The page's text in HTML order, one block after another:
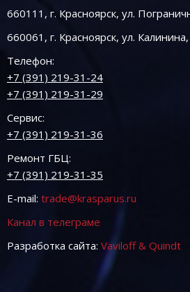
660111, г. Красноярск, ул.
660061, г. Красноярск, ул.
Телефон:
+7 (391) 219-31-24
+7 (391) 219-31-29
Сервис:
+7 (391) 219-31-36
Ремонт ГБЦ:
+7 (391) 219-31-35
E-mail: trade@krasparus.ru
Канал в телеграме
Разработка сайта: Vaviloff & Quindt